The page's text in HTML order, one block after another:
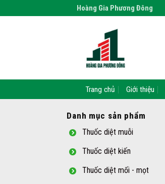
Hoàng Gia Phương Đông
Trang chủ Giới thiệu
Danh mục sản phẩm
Thuốc diệt muỗi
Thuốc diệt kiến
Thuốc diệt mối - mọt